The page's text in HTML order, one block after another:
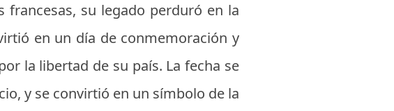
su legado perduró en la
en un día de conmemoración y
la libertad de su país. La fecha se
y se convirtió en un símbolo de la